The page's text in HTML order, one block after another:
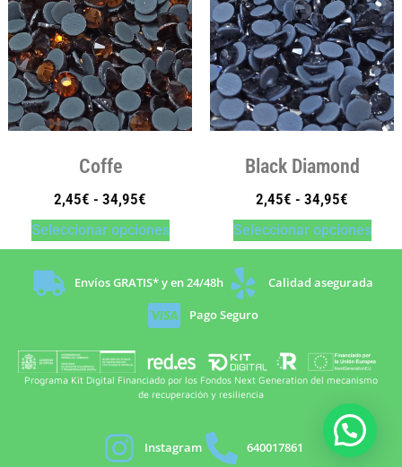
Coffe
2,45€ - 34,95€
Seleccionar opciones
Black Diamond
2,45€ - 34,95€
Seleccionar opciones
Envíos GRATIS* y en 24/48h
Calidad asegurada
Pago Seguro
Programa Kit Digital Financiado por los Fondos Next Generation del mecanismo
de recuperación y resiliencia
Instagram 640017861